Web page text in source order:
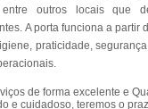
entre outros locais que
A porta funciona a partir
praticidade,
de forma excelente e
e cuidadoso, teremos o